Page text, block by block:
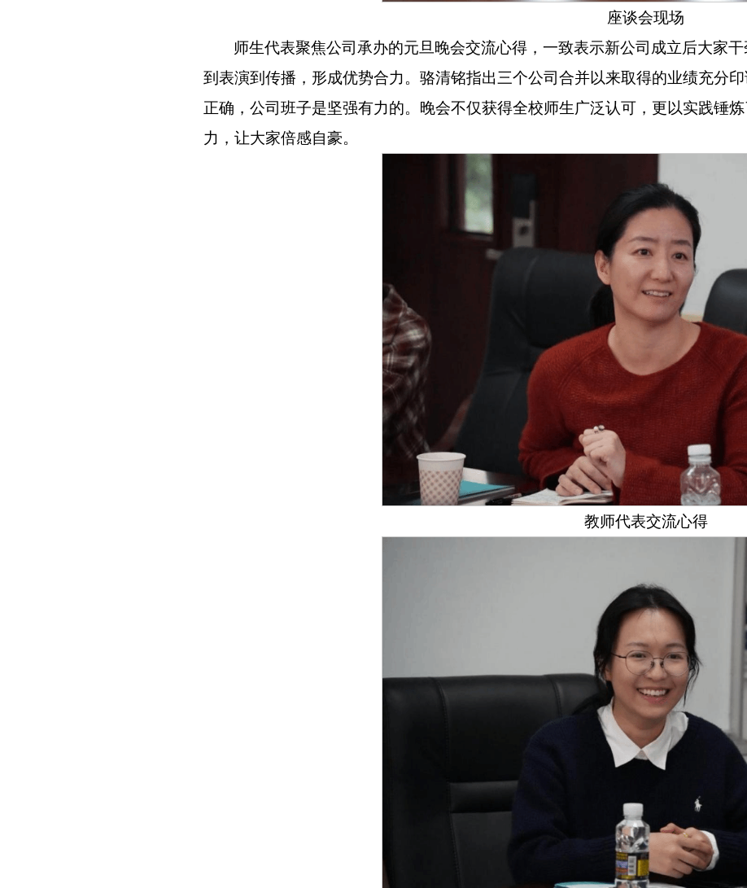
座谈会现场
师生代表聚焦公司承办的元旦晚会交流心得，一致表示新公司成立后大家
到表演到传播，形成优势合力。骆清铭指出三个公司合并以来取得的业绩充分
正确，公司班子是坚强有力的。晚会不仅获得全校师生广泛认可，更以实践锤
力，让大家倍感自豪。
教师代表交流心得